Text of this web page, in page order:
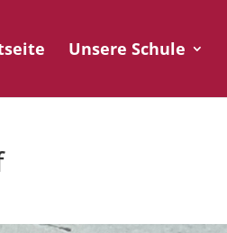
Unsere Schule